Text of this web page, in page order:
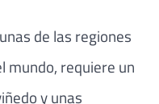
de las regiones
mundo, requiere un
y unas